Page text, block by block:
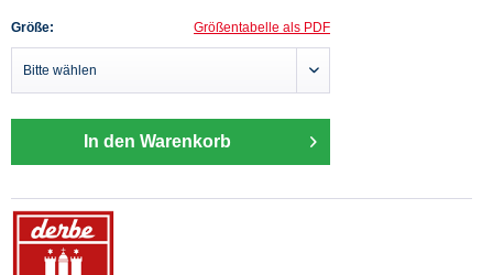
Größe: Größentabelle als PDF
In den Warenkorb